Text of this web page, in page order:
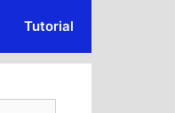
Tutorial